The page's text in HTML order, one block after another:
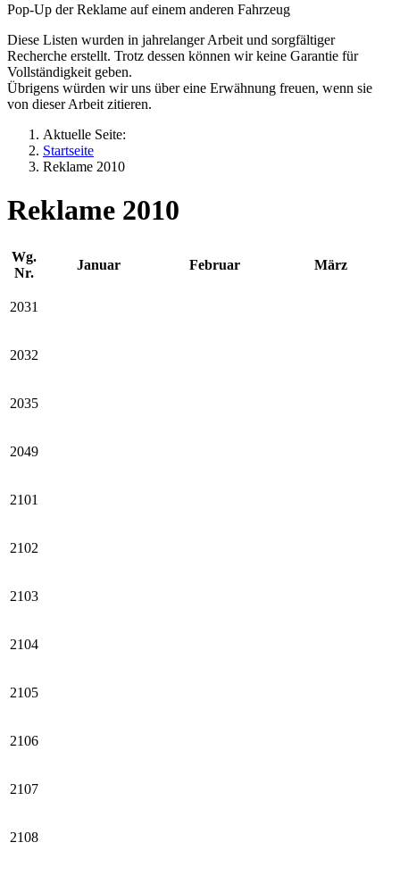
Pop-Up der Reklame auf einem anderen Fahrzeug
Diese Listen wurden in jahrelanger Arbeit und sorgfältiger
Recherche erstellt. Trotz dessen können wir keine Garantie für
Vollständigkeit geben.
Übrigens würden wir uns über eine Erwähnung freuen, wenn sie
von dieser Arbeit zitieren.
Aktuelle Seite:
Startseite
Reklame 2010
Reklame 2010
Wg.
Nr.
Januar Februar März
2031
2032
2035
2049
2101
2102
2103
2104
2105
2106
2107
2108